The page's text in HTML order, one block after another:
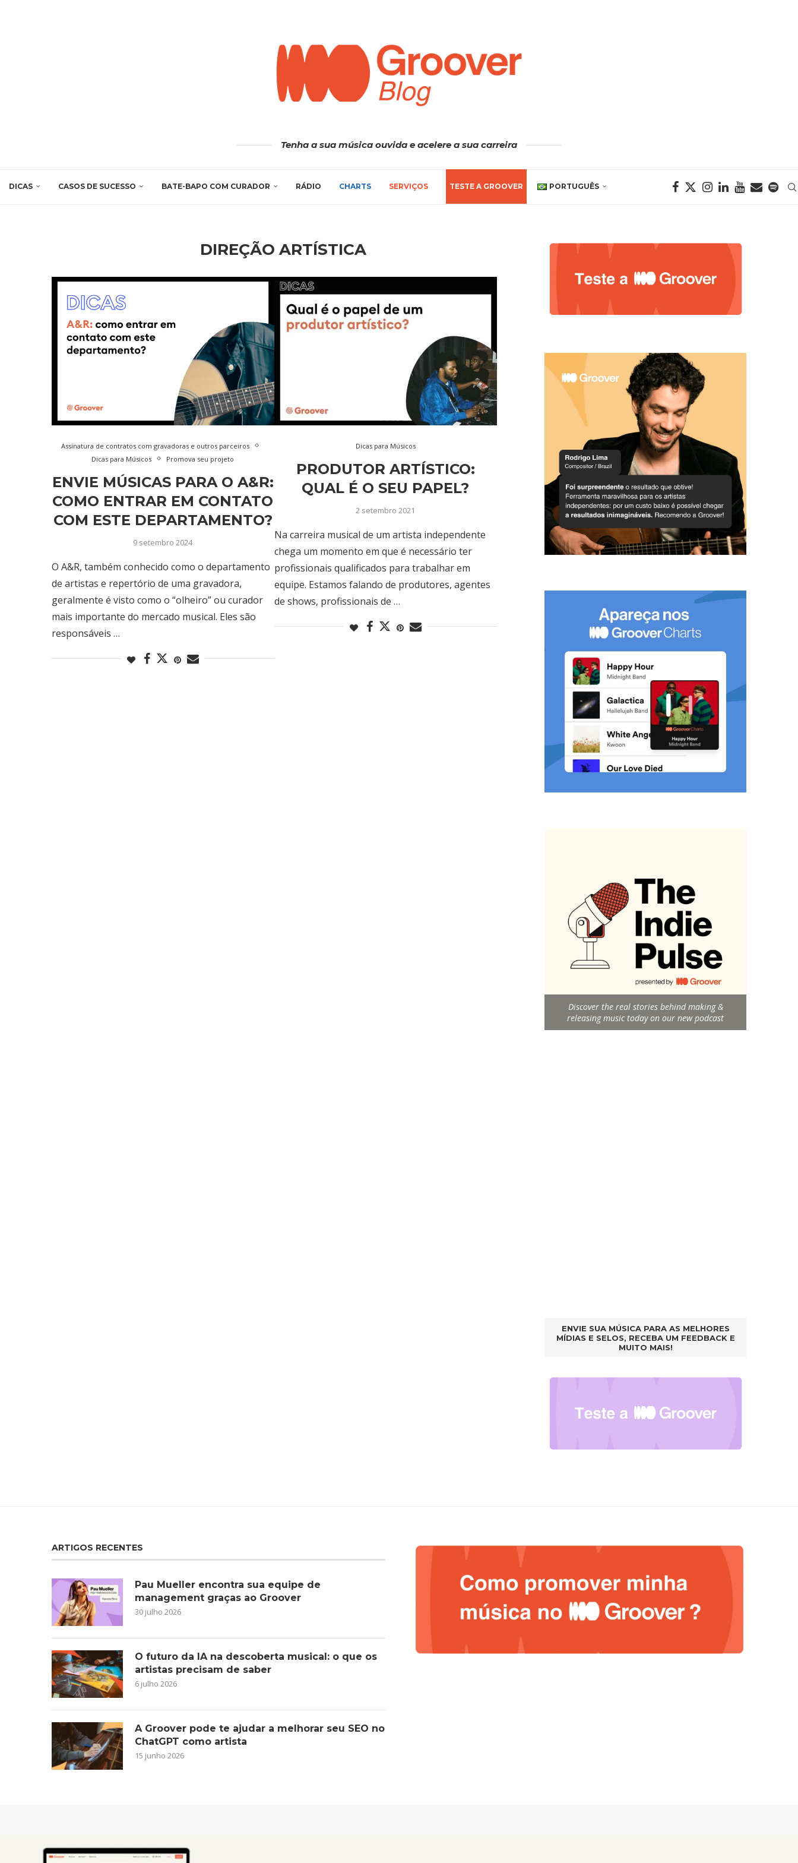
Tenha a sua música ouvida e acelere a sua carreira
DICAS CASOS DE SUCESSO BATE-BAPO COM CURADOR RÁDIO CHARTS SERVIÇOS TESTE A GROOVER PORTUGUÊS
DIREÇÃO ARTÍSTICA
Assinatura de contratos com gravadoras e outros parceiros
Dicas para Músicos
Promova seu projeto
ENVIE MÚSICAS PARA O A&R:
COMO ENTRAR EM CONTATO
COM ESTE DEPARTAMENTO?
9 setembro 2024
O A&R, também conhecido como o departamento
de artistas e repertório de uma gravadora,
geralmente é visto como o “olheiro” ou curador
mais importante do mercado musical. Eles são
responsáveis …
Dicas para Músicos
PRODUTOR ARTÍSTICO:
QUAL É O SEU PAPEL?
2 setembro 2021
Na carreira musical de um artista independente
chega um momento em que é necessário ter
profissionais qualificados para trabalhar em
equipe. Estamos falando de produtores, agentes
de shows, profissionais de …
Discover the real stories behind making &
releasing music today on our new podcast
ENVIE SUA MÚSICA PARA AS MELHORES
MÍDIAS E SELOS, RECEBA UM FEEDBACK E
MUITO MAIS!
ARTIGOS RECENTES
Pau Mueller encontra sua equipe de
management graças ao Groover
30 julho 2026
O futuro da IA na descoberta musical: o que os
artistas precisam de saber
6 julho 2026
A Groover pode te ajudar a melhorar seu SEO no
ChatGPT como artista
15 junho 2026